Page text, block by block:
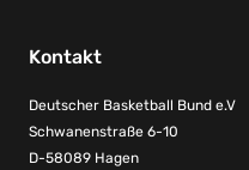
Kontakt
Deutscher Basketball Bund e.V
Schwanenstraße 6-10
D-58089 Hagen